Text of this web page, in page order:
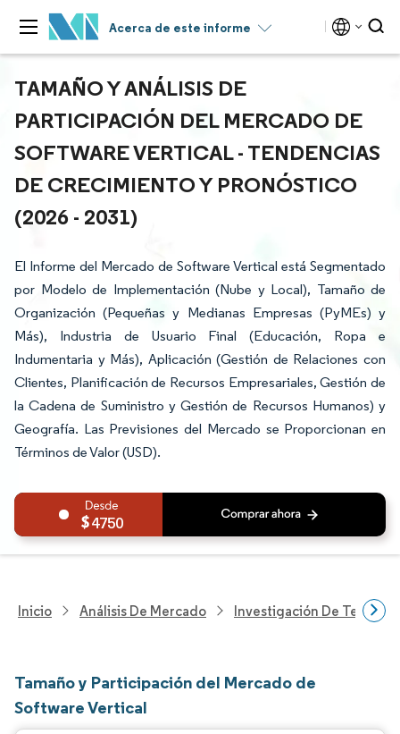
Acerca de este informe
TAMAÑO Y ANÁLISIS DE
PARTICIPACIÓN DEL MERCADO DE
SOFTWARE VERTICAL - TENDENCIAS
DE CRECIMIENTO Y PRONÓSTICO
(2026 - 2031)
El Informe del Mercado de Software Vertical está Segmentado
por Modelo de Implementación (Nube y Local), Tamaño de
Organización (Pequeñas y Medianas Empresas (PyMEs) y
Más), Industria de Usuario Final (Educación, Ropa e
Indumentaria y Más), Aplicación (Gestión de Relaciones con
Clientes, Planificación de Recursos Empresariales, Gestión de
la Cadena de Suministro y Gestión de Recursos Humanos) y
Geografía. Las Previsiones del Mercado se Proporcionan en
Términos de Valor (USD).
4750
Inicio Análisis De Mercado Investigación De
Tamaño y Participación del Mercado de
Software Vertical